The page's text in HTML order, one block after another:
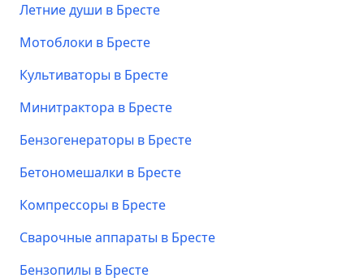
Летние души в Бресте
Мотоблоки в Бресте
Культиваторы в Бресте
Минитрактора в Бресте
Бензогенераторы в Бресте
Бетономешалки в Бресте
Компрессоры в Бресте
Сварочные аппараты в Бресте
Бензопилы в Бресте